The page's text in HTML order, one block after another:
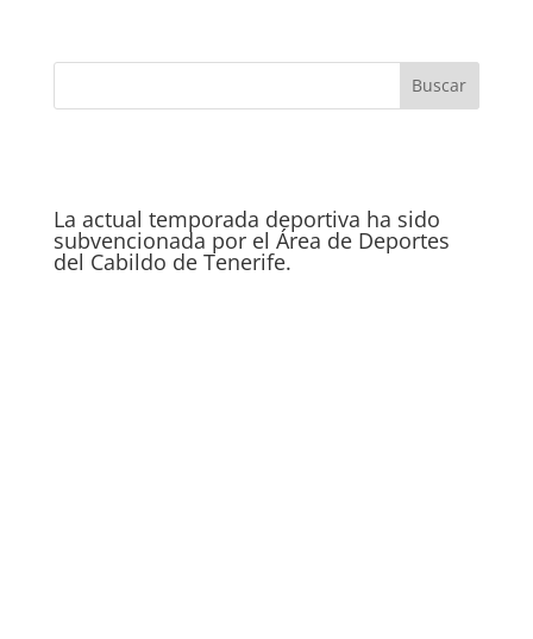
La actual temporada deportiva ha sido
subvencionada por el Área de Deportes
del Cabildo de Tenerife.